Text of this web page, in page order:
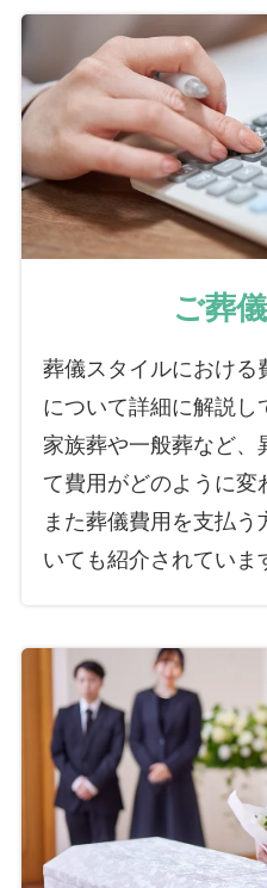
ご葬
葬儀スタイルにおける
について詳細に解説し
家族葬や一般葬など
て費用がどのように変
また葬儀費用を支払
いても紹介されていま